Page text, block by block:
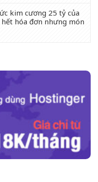
kim cương 25 tỷ của
hóa đơn nhưng món